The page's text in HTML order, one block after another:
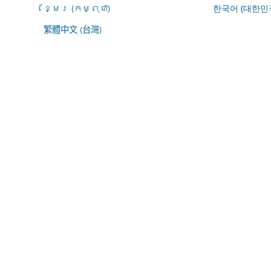
ខ្មែរ (កម្ពុជា)
한국어 (대한민
繁體中文 (台灣)